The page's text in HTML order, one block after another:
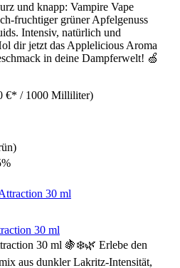
und knapp: Vampire Vape
fruchtiger grüner Apfelgenuss
Intensiv, natürlich und
dir jetzt das Applelicious Aroma
in deine Dampferwelt! 🍏
€* / 1000 Milliliter)
30 ml
30 ml 🍇❄️🌿 Erlebe den
aus dunkler Lakritz-Intensität,